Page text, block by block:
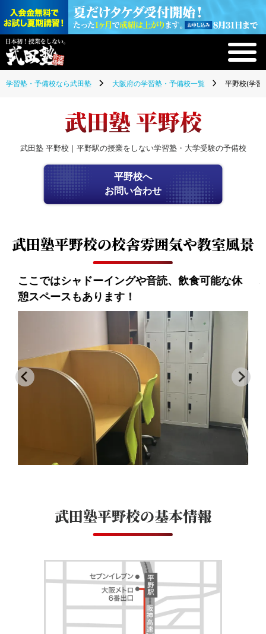
学習塾・予備校なら武田塾 大阪府の学習塾・予備校一覧 平野校(学習
武田塾 平野校
武田塾 平野校｜平野駅の授業をしない学習塾・大学受験の予備校
平野校へ
お問い合わせ
武田塾平野校の校舎雰囲気や教室風景
ここではシャドーイングや音読、飲食可能な休
憩スペースもあります！
武田塾平野校の基本情報